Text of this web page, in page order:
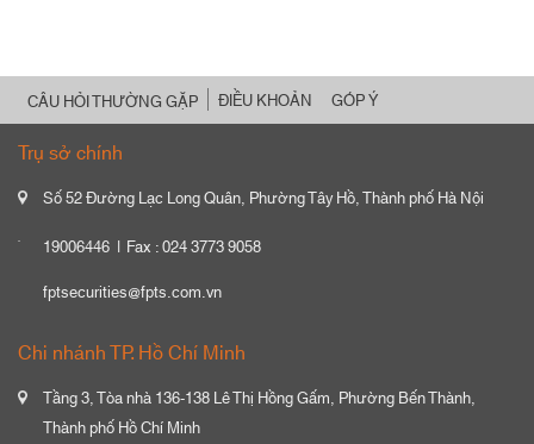
CÂU HỎI THƯỜNG GẶP ĐIỀU KHOẢN GÓP Ý
Trụ sở chính
Số 52 Đường Lạc Long Quân, Phường Tây Hồ, Thành phố Hà Nội
19006446
Fax : 024 3773 9058
fptsecurities@fpts.com.vn
Chi nhánh TP. Hồ Chí Minh
Tầng 3, Tòa nhà 136-138 Lê Thị Hồng Gấm, Phường Bến Thành,
Thành phố Hồ Chí Minh